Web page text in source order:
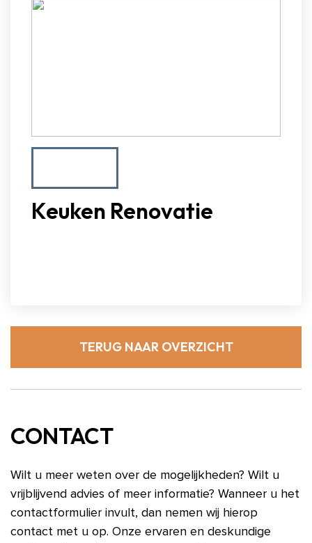
Keuken Renovatie
TERUG NAAR OVERZICHT
CONTACT
Wilt u meer weten over de mogelijkheden? Wilt u
vrijblijvend advies of meer informatie? Wanneer u het
contactformulier invult, dan nemen wij hierop
contact met u op. Onze ervaren en deskundige